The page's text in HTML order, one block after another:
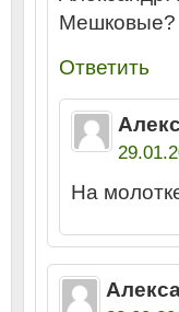
Мешковые?
Ответить
На